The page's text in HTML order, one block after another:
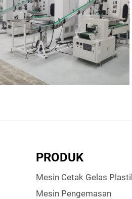
PRODUK
Mesin Cetak Gelas
Mesin Pengemasan